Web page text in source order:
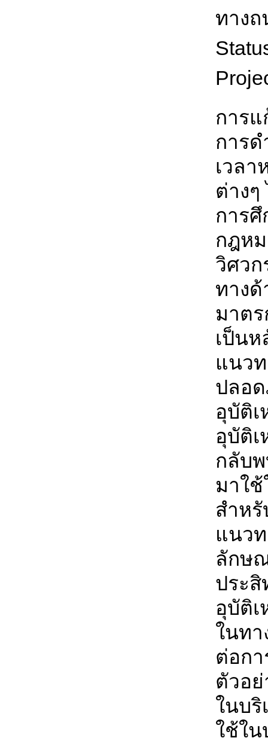
ทาง
การ
การด
เวล
ต่าง
การ
กฎห
วิศวก
ทาง
มาต
เป็น
แนว
ปลอ
อุบัติ
อุบัติ
กลับ
มาใ
สำห
แนว
ลักษ
ประ
อุบัติ
ในทา
ต่อก
ตัวอย่
ในบ
ใช้ใ